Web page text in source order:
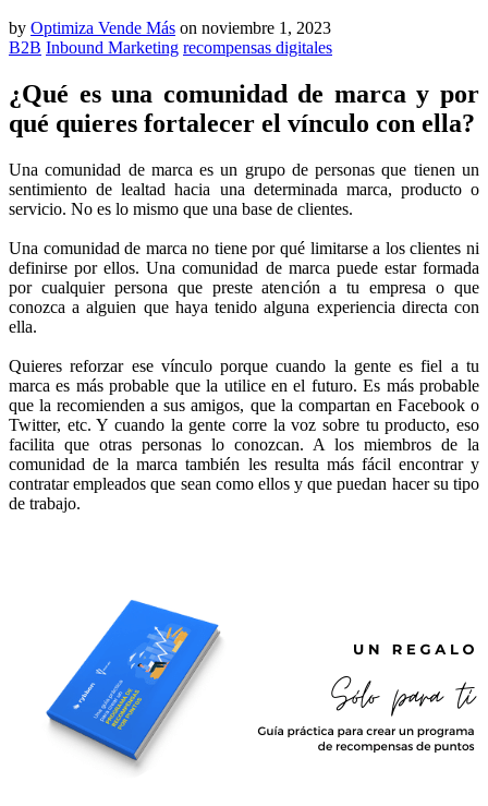
by Optimiza Vende Más on noviembre 1, 2023
B2B Inbound Marketing recompensas digitales
¿Qué es una comunidad de marca y por
qué quieres fortalecer el vínculo con ella?
Una comunidad de marca es un grupo de personas que tienen un
sentimiento de lealtad hacia una determinada marca, producto o
servicio. No es lo mismo que una base de clientes.
Una comunidad de marca no tiene por qué limitarse a los clientes ni
definirse por ellos. Una comunidad de marca puede estar formada
por cualquier persona que preste atención a tu empresa o que
conozca a alguien que haya tenido alguna experiencia directa con
ella.
Quieres reforzar ese vínculo porque cuando la gente es fiel a tu
marca es más probable que la utilice en el futuro. Es más probable
que la recomienden a sus amigos, que la compartan en Facebook o
Twitter, etc. Y cuando la gente corre la voz sobre tu producto, eso
facilita que otras personas lo conozcan. A los miembros de la
comunidad de la marca también les resulta más fácil encontrar y
contratar empleados que sean como ellos y que puedan hacer su tipo
de trabajo.